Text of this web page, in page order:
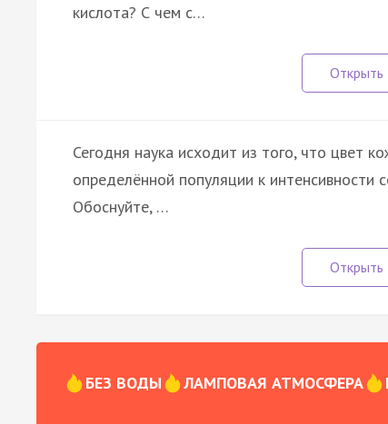
кислота? С чем с…
Сегодня наука исходит из того, что цвет
определённой популяции к интенсивности
Обоснуйте, …
БЕЗ ВОДЫ ЛАМПОВАЯ АТМОСФЕРА